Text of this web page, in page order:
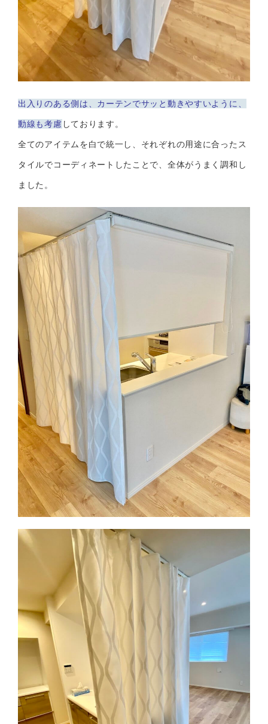
出入りのある側は、カーテンでサッと動きやすいように、
動線も考慮 しております。
全てのアイテムを白で統一し、それぞれの用途に合ったス
タイルでコーディネートしたことで、全体がうまく調和し
ました。